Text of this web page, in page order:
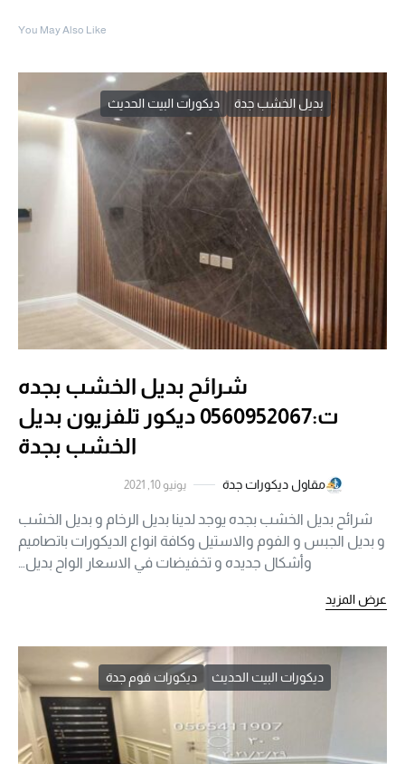
You May Also Like
بديل الخشب جدة ديكورات البيت الحديث
شرائح بديل الخشب بجده
ت:0560952067 ديكور تلفزيون بديل
الخشب بجدة
مقاول ديكورات جدة يونيو 10, 2021
شرائح بديل الخشب بجده يوجد لدينا بديل الرخام و بديل الخشب
و بديل الجبس و الفوم والاستيل وكافة انواع الديكورات باتصاميم
وأشكال جديده و تخفيضات في الاسعار الواح بديل…
عرض المزيد
ديكورات البيت الحديث ديكورات فوم جدة